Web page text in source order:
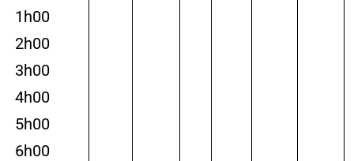
1h00
2h00
3h00
4h00
5h00
6h00